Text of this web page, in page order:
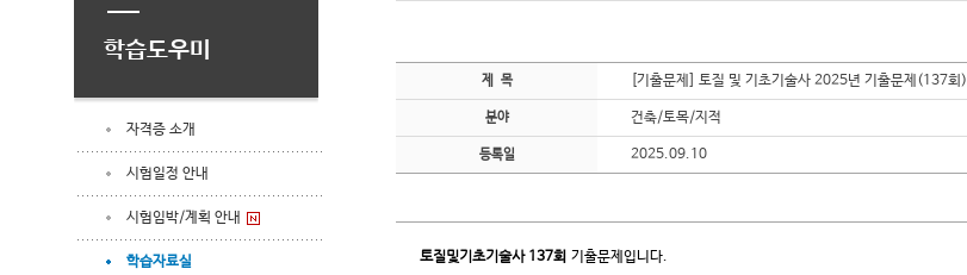
학습도우미
자격증 소개
시험일정 안내
시험임박/계획 안내
학습자료실
제 목 [기출문제] 토질 및 기초기술사 2025년 기출문제(137회)
분야 건축/토목/지적
등록일 2025.09.10
토질및기초기술사 137회 기출문제입니다.